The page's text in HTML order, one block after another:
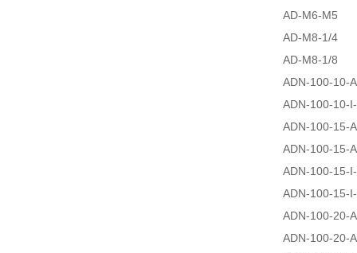
AD-M6-M5
AD-M8-1/4
AD-M8-1/8
ADN-100-10-
ADN-100-10-
ADN-100-15-
ADN-100-15-
ADN-100-15-
ADN-100-15-
ADN-100-20-
ADN-100-20-